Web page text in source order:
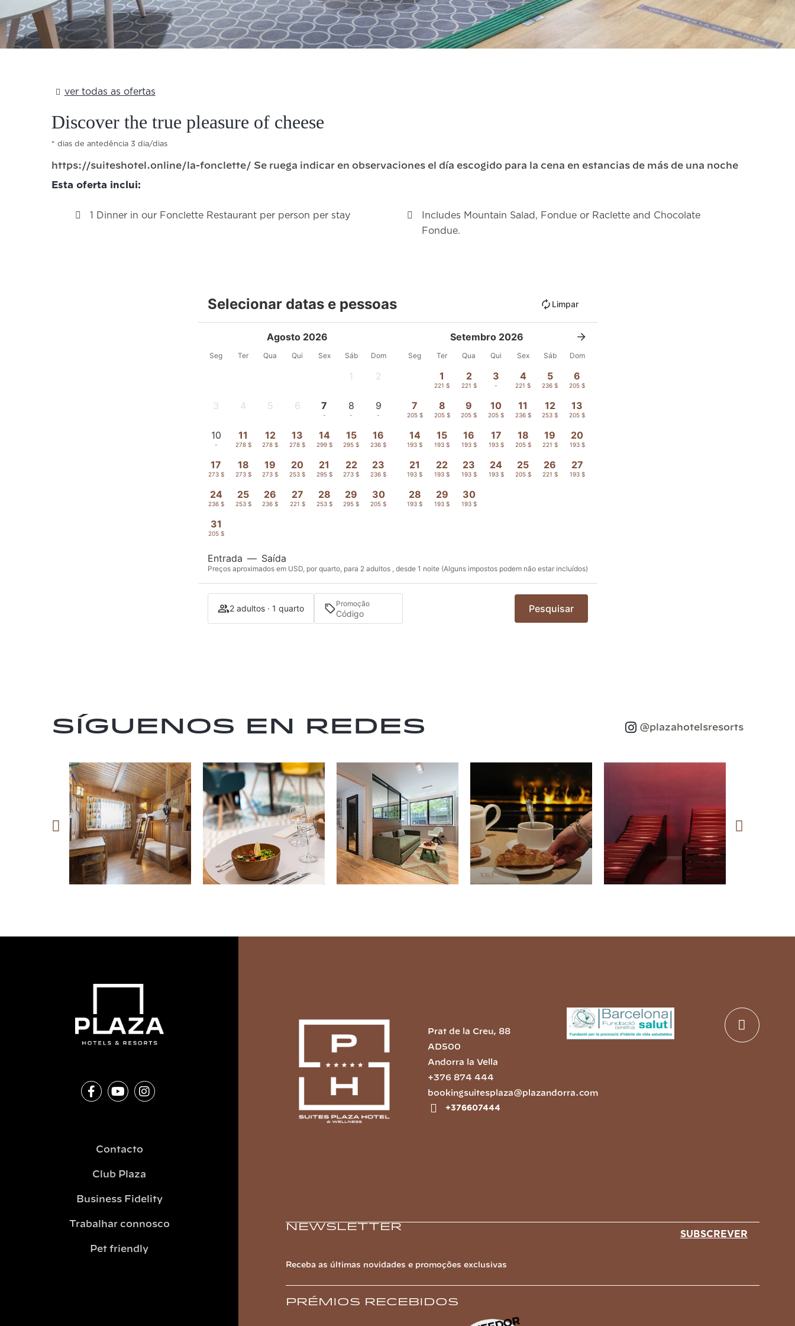
Add Your Heading Text Here
ver todas as ofertas
Discover the true pleasure of cheese
dias de antedência 3 dia/dias
https://suiteshotel.online/la-fonclette/ Se ruega indicar en observaciones el día escogido para la cena en estancias de más de una noche
Esta oferta inclui:
1 Dinner in our Fonclette Restaurant per person per stay
Includes Mountain Salad, Fondue or Raclette and Chocolate
Fondue.
Selecionar datas e pessoas Limpar
Agosto 2026
Seg Ter Qua Qui Sex Sáb Dom
1 2
3 4 5 6 7
-
8
-
9
-
10
-
11
278 $
12
278 $
13
278 $
14
299 $
15
295 $
16
236 $
17
273 $
18
273 $
19
273 $
20
253 $
21
295 $
22
273 $
23
236 $
24
236 $
25
253 $
26
236 $
27
221 $
28
253 $
29
295 $
30
205 $
31
205 $
Setembro 2026
Seg Ter Qua Qui Sex Sáb Dom
1
221 $
2
221 $
3
-
4
221 $
5
236 $
6
205 $
7
205 $
8
205 $
9
205 $
10
205 $
11
236 $
12
253 $
13
205 $
14
193 $
15
193 $
16
193 $
17
193 $
18
205 $
19
221 $
20
193 $
21
193 $
22
193 $
23
193 $
24
193 $
25
205 $
26
221 $
27
193 $
28
193 $
29
193 $
30
193 $
Entrada — Saída
Preços aproximados em USD, por quarto, para 2 adultos , desde 1 noite (Alguns impostos podem não estar incluídos)
2 adultos · 1 quarto Promoção Pesquisar
Síguenos en redes @plazahotelsresorts
Contacto
Club Plaza
Business Fidelity
Trabalhar connosco
Pet friendly
Prat de la Creu, 88
AD500
Andorra la Vella
+376 874 444
bookingsuitesplaza@plazandorra.com
+376607444
Newsletter
SUBSCREVER
Receba as últimas novidades e promoções exclusivas
Prémios recebidos